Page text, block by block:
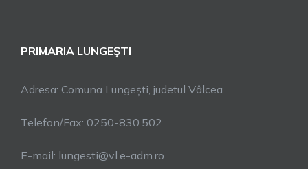
PRIMARIA LUNGEŞTI
Adresa: Comuna Lungești, judetul Vâlcea
Telefon/Fax: 0250-830.502
E-mail: lungesti@vl.e-adm.ro